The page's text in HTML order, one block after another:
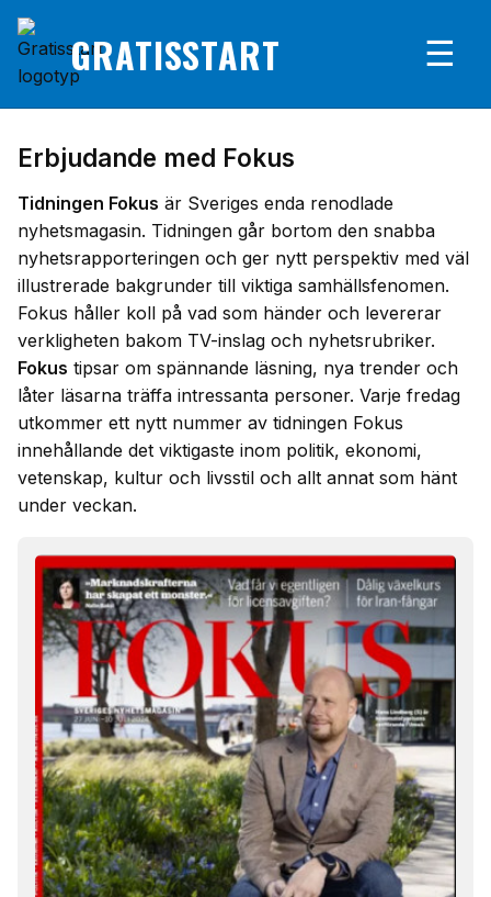
GRATISSTART ☰
Erbjudande med Fokus
Tidningen Fokus är Sveriges enda renodlade
nyhetsmagasin. Tidningen går bortom den snabba
nyhetsrapporteringen och ger nytt perspektiv med väl
illustrerade bakgrunder till viktiga samhällsfenomen.
Fokus håller koll på vad som händer och levererar
verkligheten bakom TV-inslag och nyhetsrubriker.
Fokus tipsar om spännande läsning, nya trender och
låter läsarna träffa intressanta personer. Varje fredag
utkommer ett nytt nummer av tidningen Fokus
innehållande det viktigaste inom politik, ekonomi,
vetenskap, kultur och livsstil och allt annat som hänt
under veckan.